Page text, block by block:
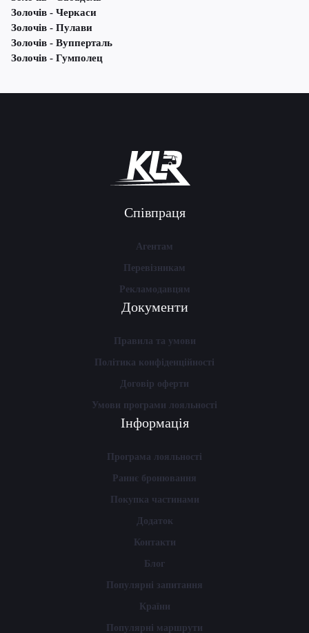
Золочів - Черкаси
Золочів - Пулави
Золочів - Вупперталь
Золочів - Гумполец
Співпраця
Агентам
Перевізникам
Рекламодавцям
Документи
Правила та умови
Політика конфіденційності
Договір оферти
Умови програми лояльності
Інформація
Програма лояльності
Раннє бронювання
Покупка частинами
Додаток
Контакти
Блог
Популярні запитання
Країни
Популярні маршрути